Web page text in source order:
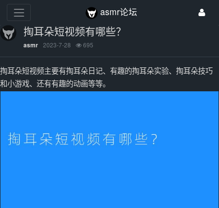
asmr论坛
掏耳朵短视频有哪些？
asmr 2023-7-28 695
掏耳朵短视频主要有掏耳朵日记、有趣的掏耳朵实验、掏耳朵技巧
和小游戏、还有有趣的动画等等。